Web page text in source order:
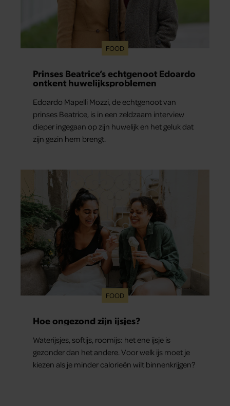
FOOD
Prinses Beatrice’s echtgenoot Edoardo
ontkent huwelijksproblemen
Edoardo Mapelli Mozzi, de echtgenoot van
prinses Beatrice, is in een zeldzaam interview
dieper ingegaan op zijn huwelijk en het geluk dat
zijn gezin hem brengt.
FOOD
Hoe ongezond zijn ijsjes?
Waterijsjes, softijs, roomijs: het ene ijsje is
gezonder dan het andere. Voor welk ijs moet je
kiezen als je minder calorieën wilt binnenkrijgen?